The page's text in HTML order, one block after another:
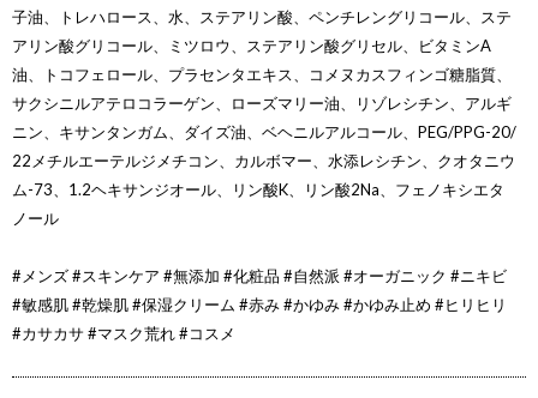
子油、トレハロース、水、ステアリン酸、ペンチレングリコール、ステ
アリン酸グリコール、ミツロウ、ステアリン酸グリセル、ビタミンA
油、トコフェロール、プラセンタエキス、コメヌカスフィンゴ糖脂質、
サクシニルアテロコラーゲン、ローズマリー油、リゾレシチン、アルギ
ニン、キサンタンガム、ダイズ油、ベヘニルアルコール、PEG/PPG-20/
22メチルエーテルジメチコン、カルボマー、水添レシチン、クオタニウ
ム-73、1.2ヘキサンジオール、リン酸K、リン酸2Na、フェノキシエタ
ノール
#メンズ #スキンケア #無添加 #化粧品 #自然派 #オーガニック #ニキビ
#敏感肌 #乾燥肌 #保湿クリーム #赤み #かゆみ #かゆみ止め #ヒリヒリ
#カサカサ #マスク荒れ #コスメ